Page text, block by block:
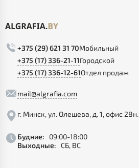
+375 (29) 621 31 70Мобильный
+375 (17) 336-21-11Городской
+375 (17) 336-12-61Отдел продаж
mail@algrafia.com
г. Минск, ул. Олешева, д. 1, офис 28н.
Будние:
09:00-18:00
Выходные: СБ, ВС